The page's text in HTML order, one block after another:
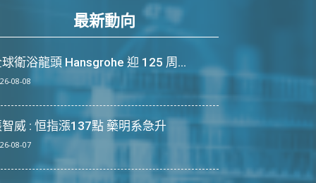
最新動向
衛浴龍頭 Hansgrohe 迎 125 周...
08-08
威 : 恒指漲137點 藥明系急升
08-07